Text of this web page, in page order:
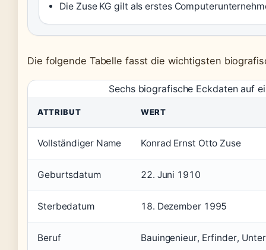
Die Zuse KG gilt als erstes
Die folgende Tabelle fasst die wichtigsten
Sechs biografische Eckdaten auf
ATTRIBUT WERT
Vollständiger Name Konrad Ernst Otto Zuse
Geburtsdatum 22. Juni 1910
Sterbedatum 18. Dezember 1995
Beruf Bauingenieur, Erfinder,